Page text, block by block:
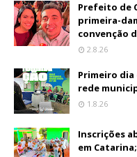
Prefeito de
primeira-
convenção
2.8.26
Primeiro
rede
1.8.26
Inscrições
em